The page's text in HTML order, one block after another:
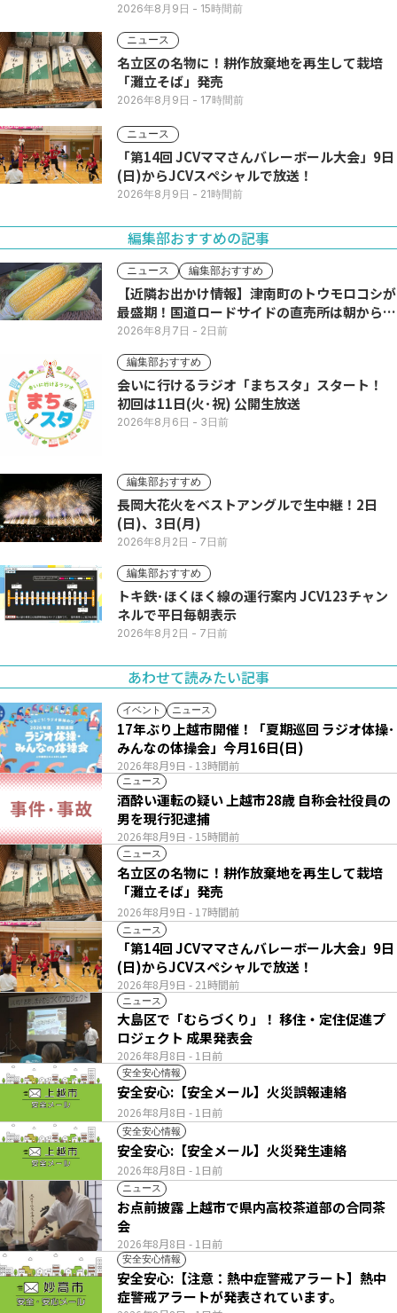
2026年8月9日 - 15時間前
ニュース
名立区の名物に！耕作放棄地を再生して栽培
「灘立そば」発売
2026年8月9日 - 17時間前
ニュース
「第14回 JCVママさんバレーボール大会」9日
(日)からJCVスペシャルで放送！
2026年8月9日 - 21時間前
編集部おすすめの記事
ニュース 編集部おすすめ
【近隣お出かけ情報】津南町のトウモロコシが
最盛期！国道ロードサイドの直売所は朝から長
い列
2026年8月7日 - 2日前
編集部おすすめ
会いに行けるラジオ「まちスタ」スタート！
初回は11日(火･祝) 公開生放送
2026年8月6日 - 3日前
編集部おすすめ
長岡大花火をベストアングルで生中継！2日
(日)、3日(月)
2026年8月2日 - 7日前
編集部おすすめ
トキ鉄･ほくほく線の運行案内 JCV123チャン
ネルで平日毎朝表示
2026年8月2日 - 7日前
あわせて読みたい記事
イベント ニュース
2026年8月9日 - 13時間前
17年ぶり上越市開催！「夏期巡回 ラジオ体操･
みんなの体操会」今月16日(日)
ニュース
2026年8月9日 - 15時間前
酒酔い運転の疑い 上越市28歳 自称会社役員の
男を現行犯逮捕
ニュース
2026年8月9日 - 17時間前
名立区の名物に！耕作放棄地を再生して栽培
「灘立そば」発売
ニュース
2026年8月9日 - 21時間前
「第14回 JCVママさんバレーボール大会」9日
(日)からJCVスペシャルで放送！
ニュース
2026年8月8日 - 1日前
大島区で「むらづくり」！ 移住・定住促進プ
ロジェクト 成果発表会
安全安心情報
2026年8月8日 - 1日前
安全安心:【安全メール】火災誤報連絡
安全安心情報
2026年8月8日 - 1日前
安全安心:【安全メール】火災発生連絡
ニュース
2026年8月8日 - 1日前
お点前披露 上越市で県内高校茶道部の合同茶
会
安全安心情報
安全安心:【注意：熱中症警戒アラート】熱中
症警戒アラートが発表されています。